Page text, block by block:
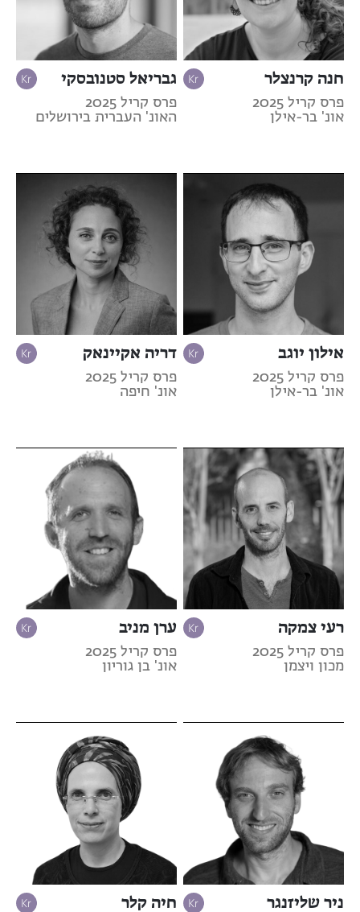
חנה קרנצלר
פרס קריל 2025
אונ' בר-אילן
גבריאל סטנובסקי
פרס קריל 2025
האונ' העברית בירושלים
אילון יוגב
פרס קריל 2025
אונ' בר-אילן
דריה אקיינאק
פרס קריל 2025
אונ' חיפה
רעי צמקה
פרס קריל 2025
מכון ויצמן
ערן מניב
פרס קריל 2025
אונ' בן גוריון
ניר שליזנגר חיה קלר